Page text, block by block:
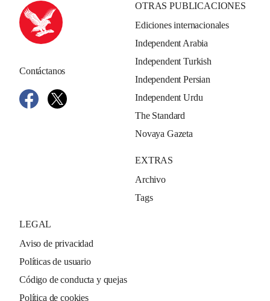
Contáctanos
OTRAS PUBLICACIONES
Ediciones internacionales
Independent Arabia
Independent Turkish
Independent Persian
Independent Urdu
The Standard
Novaya Gazeta
EXTRAS
Archivo
Tags
LEGAL
Aviso de privacidad
Políticas de usuario
Código de conducta y quejas
Política de cookies